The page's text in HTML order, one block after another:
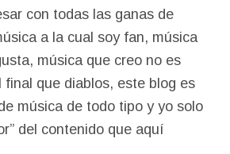
con todas las ganas de
a la cual soy fan, música
música que creo no es
que diablos, este blog es
música de todo tipo y yo solo
del contenido que aquí